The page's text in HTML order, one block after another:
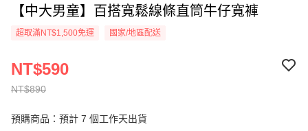
【中大男童】百搭寬鬆線條直筒牛仔寬褲
超取滿NT$1,500免運 國家/地區配送
NT$890
NT$590
預購商品：預計 7 個工作天出貨